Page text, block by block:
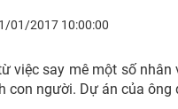
01/2017 10:00:00
việc say mê một số
con người. Dự án của